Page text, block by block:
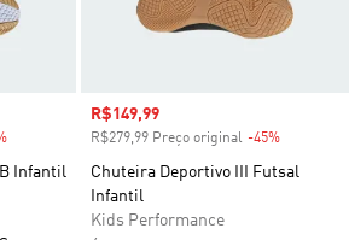
Infantil
Preço com desconto
R$149,99
R$279,99 Preço original -45%
Chuteira Deportivo III Futsal
Infantil
Kids Performance